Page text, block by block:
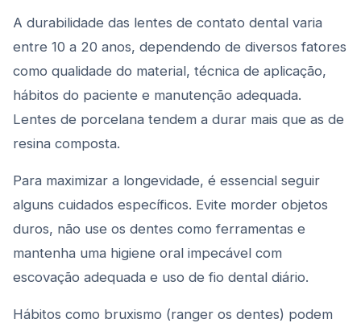
A durabilidade das lentes de contato dental varia
entre 10 a 20 anos, dependendo de diversos fatores
como qualidade do material, técnica de aplicação,
hábitos do paciente e manutenção adequada.
Lentes de porcelana tendem a durar mais que as de
resina composta.
Para maximizar a longevidade, é essencial seguir
alguns cuidados específicos. Evite morder objetos
duros, não use os dentes como ferramentas e
mantenha uma higiene oral impecável com
escovação adequada e uso de fio dental diário.
Hábitos como bruxismo (ranger os dentes) podem